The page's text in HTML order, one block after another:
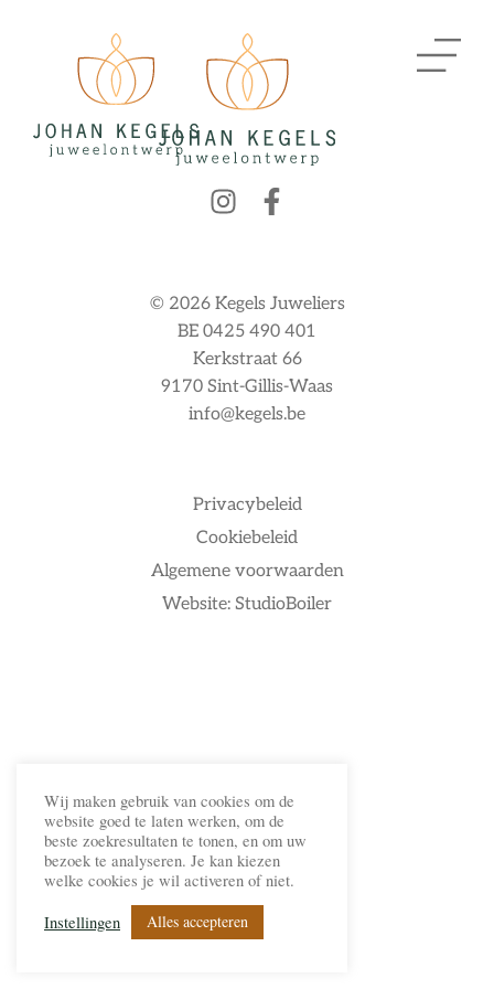
Privacybeleid
Cookiebeleid
Algemene voorwaarden
Website: StudioBoiler
© 2026 Kegels Juweliers
BE 0425 490 401
Kerkstraat 66
9170 Sint-Gillis-Waas
info@kegels.be
Wij maken gebruik van cookies om de
website goed te laten werken, om de
beste zoekresultaten te tonen, en om uw
bezoek te analyseren. Je kan kiezen
welke cookies je wil activeren of niet.
Instellingen
Alles accepteren